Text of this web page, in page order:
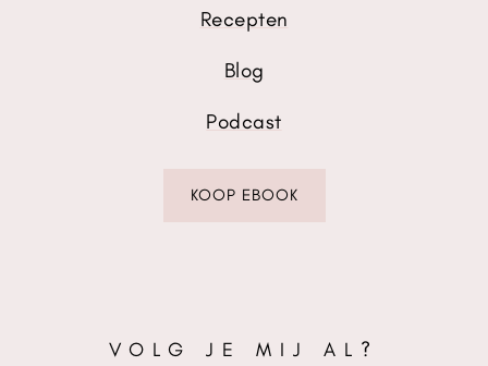
Recepten
Blog
Podcast
KOOP EBOOK
VOLG JE MIJ AL?